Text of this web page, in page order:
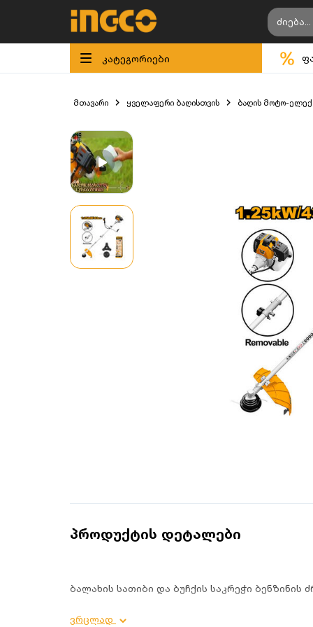
კატეგორიები
მთავარი ყველაფერი ბაღისთვის ბაღის მოტო-
პროდუქტის დეტალები
ბალახის სათიბი და ბუჩქის საკრეჭი ბენზინის
პროდუქტის დეტალები:
ვრცლად